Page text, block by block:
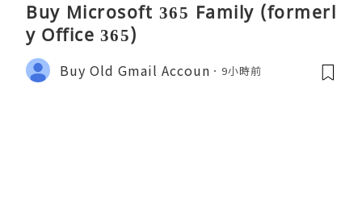
Buy Microsoft 365 Family (formerl
y Office 365)
Buy Old Gmail Accoun 9小時前